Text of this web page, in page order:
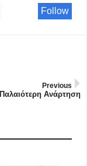
Follow
Previous
Παλαιότερη Ανάρτηση